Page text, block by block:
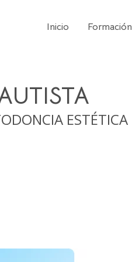
Inicio Formación
ESTÉTICA